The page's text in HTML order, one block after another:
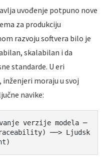
uvođenje potpuno nove
za produkciju
razvoju softvera bilo je
skalabilan i da
standarde. U eri
inženjeri moraju u svoj
navike:
verzije modela ─
──> Ljudsk